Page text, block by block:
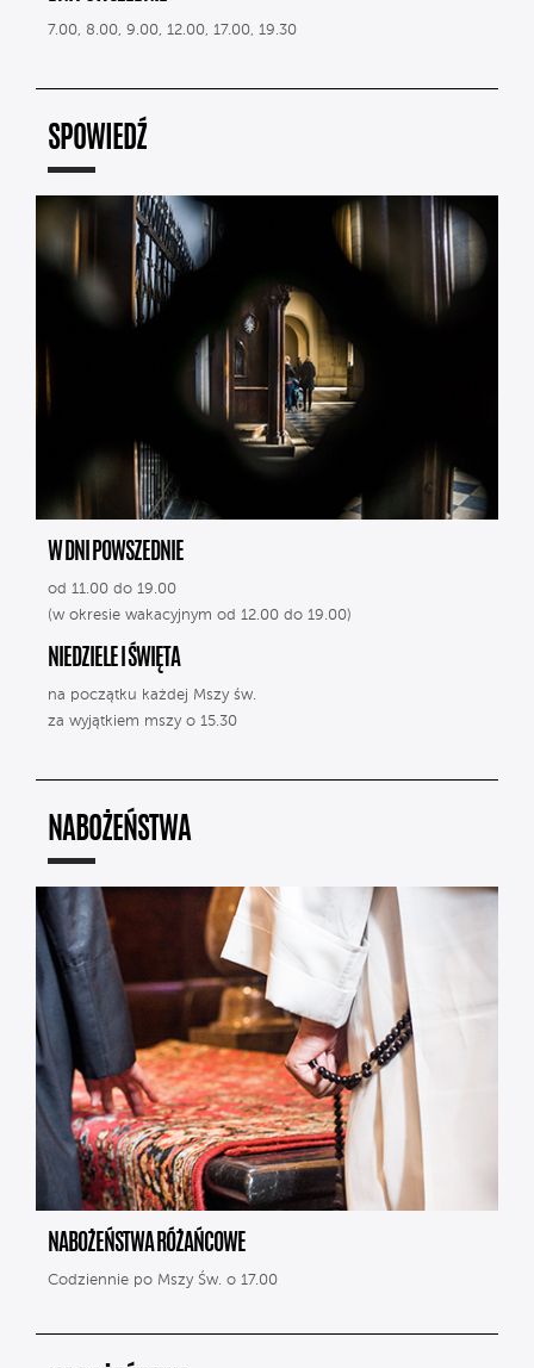
7.00, 8.00, 9.00, 12.00, 17.00, 19.30
SPOWIEDŹ
W DNI POWSZEDNIE
od 11.00 do 19.00
(w okresie wakacyjnym od 12.00 do 19.00)
NIEDZIELE I ŚWIĘTA
na początku każdej Mszy św.
za wyjątkiem mszy o 15.30
NABOŻEŃSTWA
NABOŻEŃSTWA RÓŻAŃCOWE
Codziennie po Mszy Św. o 17.00